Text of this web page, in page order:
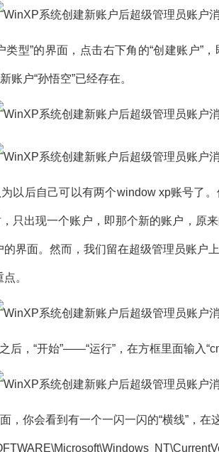
”的界面，点击右下角的“创建账户”
账户“孙悟空”已经存在。
后自己可以有两个window xp账号了。
，只出现一个账户，即那个新的账户，原
界面。然而，我们留在超级管理员账户
。
“开始”——“运行”，在方框里面输入
你会看到有一个一闪一闪的“横线”，在